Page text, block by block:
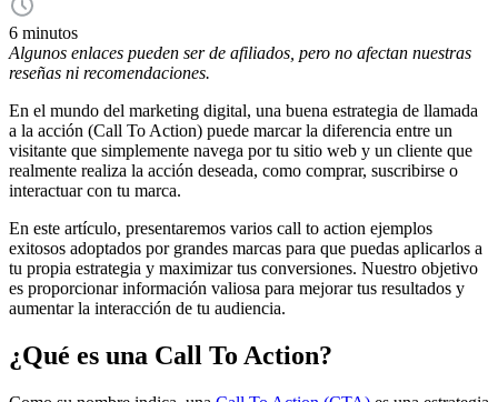
6 minutos
Algunos enlaces pueden ser de afiliados, pero no afectan nuestras
reseñas ni recomendaciones.
En el mundo del marketing digital, una buena estrategia de llamada
a la acción (Call To Action) puede marcar la diferencia entre un
visitante que simplemente navega por tu sitio web y un cliente que
realmente realiza la acción deseada, como comprar, suscribirse o
interactuar con tu marca.
En este artículo, presentaremos varios call to action ejemplos
exitosos adoptados por grandes marcas para que puedas aplicarlos a
tu propia estrategia y maximizar tus conversiones. Nuestro objetivo
es proporcionar información valiosa para mejorar tus resultados y
aumentar la interacción de tu audiencia.
¿Qué es una Call To Action?